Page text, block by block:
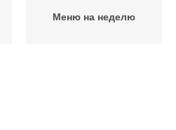
Меню на неделю